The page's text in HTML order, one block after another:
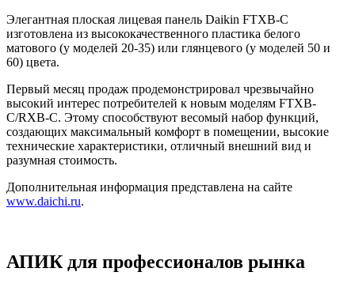
Элегантная плоская лицевая панель Daikin FTXB-C
изготовлена из высококачественного пластика белого
матового (у моделей 20-35) или глянцевого (у моделей 50 и
60) цвета.
Первый месяц продаж продемонстрировал чрезвычайно
высокий интерес потребителей к новым моделям FTXB-
C/RXB-C. Этому способствуют весомый набор функций,
создающих максимальный комфорт в помещении, высокие
технические характеристики, отличный внешний вид и
разумная стоимость.
Дополнительная информация представлена на сайте
www.daichi.ru.
АПИК для профессионалов рынка